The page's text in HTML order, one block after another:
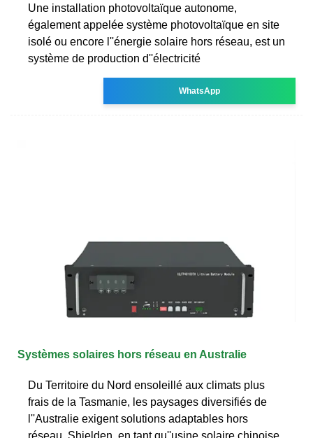
Une installation photovoltaïque autonome,
également appelée système photovoltaïque en site
isolé ou encore l''énergie solaire hors réseau, est un
système de production d''électricité
WhatsApp
Systèmes solaires hors réseau en Australie
Du Territoire du Nord ensoleillé aux climats plus
frais de la Tasmanie, les paysages diversifiés de
l''Australie exigent solutions adaptables hors
réseau. Shielden, en tant qu''usine solaire chinoise